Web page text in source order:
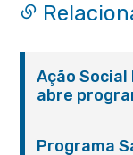
Ação Social
abre
Programa